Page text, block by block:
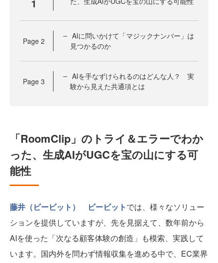
1
Page 2
AIに問いかけて「マジックナンバー」は
見つかるのか
Page 3
AIを手なずけられるのはどんな人？ 実
験から見えた共通項とは
「RoomClip」のトライ＆エラーでわか
った、生成AIがUGCを宝の山にする可
能性
藤井（ビービット） ビービットでは、様々なソリュー
ションを提供していますが、先を見据えて、数年前から
AIを使った「次なる顧客体験の創造」も模索、実践して
います。国内外を問わず情報収集を進める中で、EC業界